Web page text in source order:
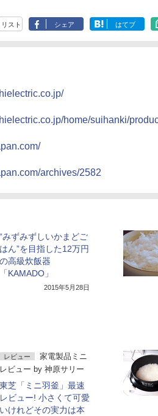
リスト シェア はてブ
home/suihanki/
archives/2582
“みずみずしいかまどご
はん”を目指した12万円
の高級炊飯器
「KAMADO」
2015年5月28日
レビュー
家電製品ミニ
レビュー by 神原サリー
東芝「ミニ羽釜」最速
レビュー! 小さくて可愛
いけれどその実力は本